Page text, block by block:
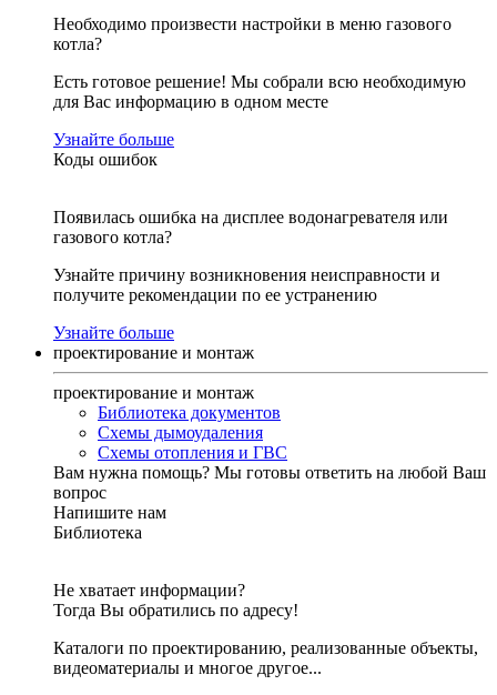
Необходимо произвести настройки в меню газового
котла?
Есть готовое решение! Мы собрали всю необходимую
для Вас информацию в одном месте
Узнайте больше
Коды ошибок
Появилась ошибка на дисплее водонагревателя или
газового котла?
Узнайте причину возникновения неисправности и
получите рекомендации по ее устранению
Узнайте больше
проектирование и монтаж
проектирование и монтаж
Библиотека документов
Схемы дымоудаления
Схемы отопления и ГВС
Вам нужна помощь? Мы готовы ответить на любой Ваш
вопрос
Напишите нам
Библиотека
Не хватает информации?
Тогда Вы обратились по адресу!
Каталоги по проектированию, реализованные объекты,
видеоматериалы и многое другое...